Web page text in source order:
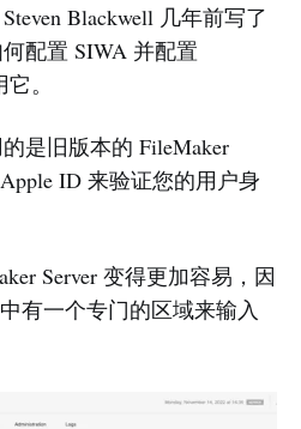
Blackwell 几年前写了
配置 SIWA 并配置
。
是旧版本的 FileMaker
ID 来验证您的用户身
Server 变得更加容易，因
有一个专门的区域来输入